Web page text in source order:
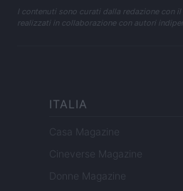
I contenuti sono curati dalla redazione con
realizzati in collaborazione con autori
ITALIA
Casa Magazine
Cineverse Magazine
Donne Magazine